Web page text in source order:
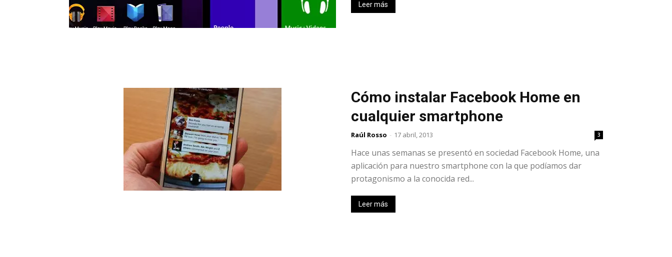
Leer más
Cómo instalar Facebook Home en
cualquier smartphone
Raúl Rosso - 17 abril, 2013 3
Hace unas semanas se presentó en sociedad Facebook Home, una
aplicación para nuestro smartphone con la que podíamos dar
protagonismo a la conocida red...
Leer más